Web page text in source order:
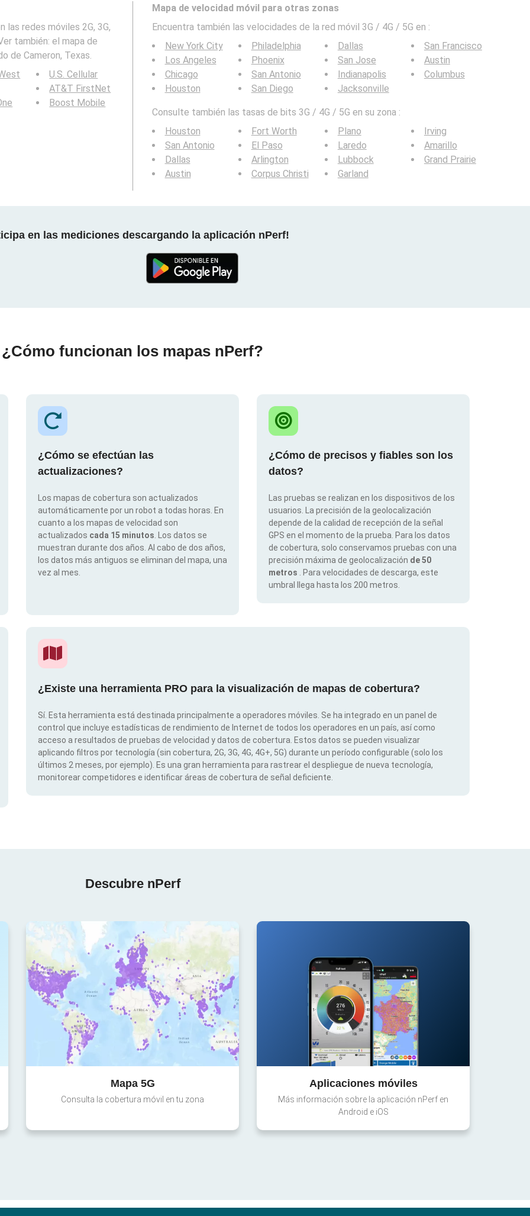
redes móviles 2G, 3G,
también: el mapa de
de Cameron, Texas.
U.S. Cellular
AT&T FirstNet
Boost Mobile
Mapa de velocidad móvil para otras zonas
Encuentra también las velocidades de la red móvil 3G / 4G / 5G en :
New York City
Los Angeles
Chicago
Houston
Philadelphia
Phoenix
San Antonio
San Diego
Dallas
San Jose
Indianapolis
Jacksonville
San Francisco
Austin
Columbus
Consulte también las tasas de bits 3G / 4G / 5G en su zona :
Houston
San Antonio
Dallas
Austin
Fort Worth
El Paso
Arlington
Corpus Christi
Plano
Laredo
Lubbock
Garland
Irving
Amarillo
Grand Prairie
en las mediciones descargando la aplicación nPerf!
¿Cómo funcionan los mapas nPerf?
¿Cómo se efectúan las
actualizaciones?
Los mapas de cobertura son actualizados
automáticamente por un robot a todas horas. En
cuanto a los mapas de velocidad son
actualizados cada 15 minutos . Los datos se
muestran durante dos años. Al cabo de dos años,
los datos más antiguos se eliminan del mapa, una
vez al mes.
¿Cómo de precisos y fiables son los
datos?
Las pruebas se realizan en los dispositivos de los
usuarios. La precisión de la geolocalización
depende de la calidad de recepción de la señal
GPS en el momento de la prueba. Para los datos
de cobertura, solo conservamos pruebas con una
precisión máxima de geolocalización de 50
metros
. Para velocidades de descarga, este
umbral llega hasta los 200 metros.
¿Existe una herramienta PRO para la visualización de mapas de cobertura?
Sí. Esta herramienta está destinada principalmente a operadores móviles. Se ha integrado en un panel de
control que incluye estadísticas de rendimiento de Internet de todos los operadores en un país, así como
acceso a resultados de pruebas de velocidad y datos de cobertura. Estos datos se pueden visualizar
aplicando filtros por tecnología (sin cobertura, 2G, 3G, 4G, 4G+, 5G) durante un período configurable (solo los
últimos 2 meses, por ejemplo). Es una gran herramienta para rastrear el despliegue de nueva tecnología,
monitorear competidores e identificar áreas de cobertura de señal deficiente.
Descubre nPerf
Mapa 5G
Consulta la cobertura móvil en tu zona
Aplicaciones móviles
Más información sobre la aplicación nPerf en
Android e iOS